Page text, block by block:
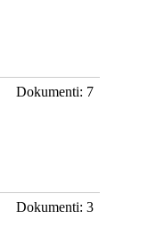
Dokumenti: 7
Dokumenti: 3